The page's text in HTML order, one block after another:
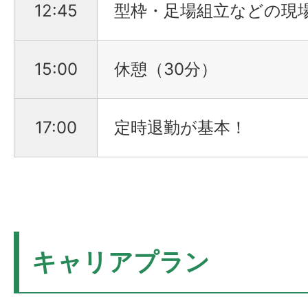
12:45 型枠・足場組立などの現
15:00 休憩（30分）
17:00 定時退勤が基本！
キャリアプラン